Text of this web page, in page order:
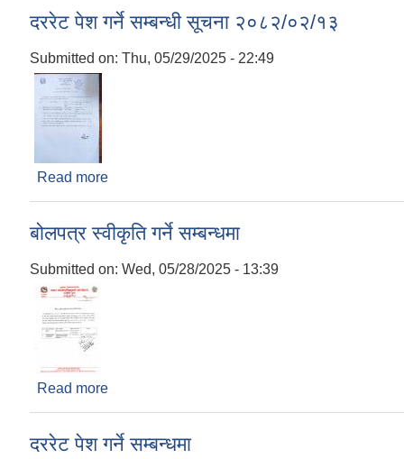
दररेट पेश गर्ने सम्बन्धी सूचना २०८२/०२/१३
Submitted on: Thu, 05/29/2025 - 22:49
Read more
बोलपत्र स्वीकृति गर्ने सम्बन्धमा
Submitted on: Wed, 05/28/2025 - 13:39
Read more
दररेट पेश गर्ने सम्बन्धमा